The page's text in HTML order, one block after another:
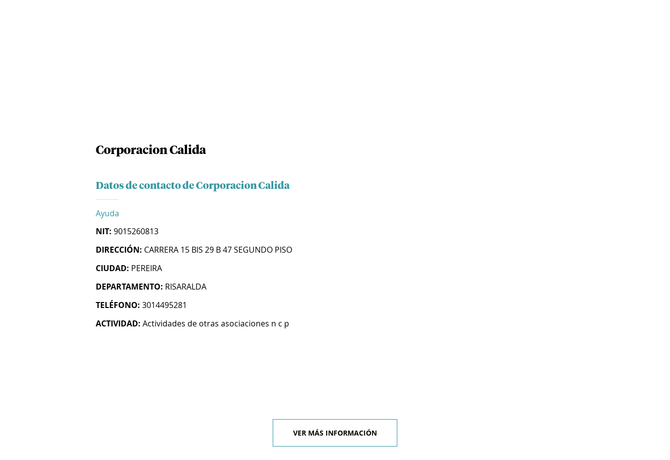
Corporacion Calida
Datos de contacto de Corporacion Calida
Ayuda
NIT: 9015260813
DIRECCIÓN: CARRERA 15 BIS 29 B 47 SEGUNDO PISO
CIUDAD: PEREIRA
DEPARTAMENTO: RISARALDA
TELÉFONO: 3014495281
ACTIVIDAD: Actividades de otras asociaciones n c p
VER MÁS INFORMACIÓN